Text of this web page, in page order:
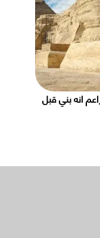
انه بني قبل